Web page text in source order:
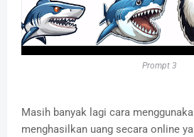
Prompt 3
Masih banyak lagi cara
menghasilkan uang secara online